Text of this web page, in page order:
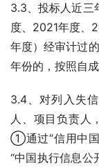
3.3、投标人近三
度、2021年度、
年度）经审计过
年份的，按照自
3.4、对列入失
人、项目负责人
①通过“信用中国
“中国执行信息公